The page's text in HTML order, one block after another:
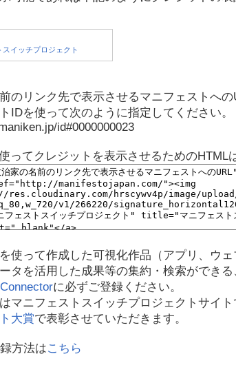
のリンク先で表示させるマニフェストへの
IDを使って次のように指定してください。
id#0000000023
ってクレジットを表示させるためのHTML
使って作成した可視化作品（アプリ、ウェ
タを活用した成果等の集約・検索ができる
に必ずご登録ください。
マニフェストスイッチプロジェクトサイト
大賞で表彰させていただきます。
方法はこちら